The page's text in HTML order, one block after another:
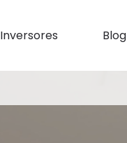
Inversores Blog